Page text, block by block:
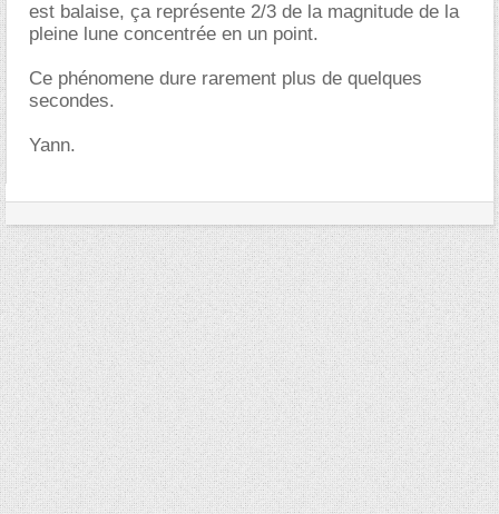
est balaise, ça représente 2/3 de la magnitude de la
pleine lune concentrée en un point.
Ce phénomene dure rarement plus de quelques
secondes.
Yann.